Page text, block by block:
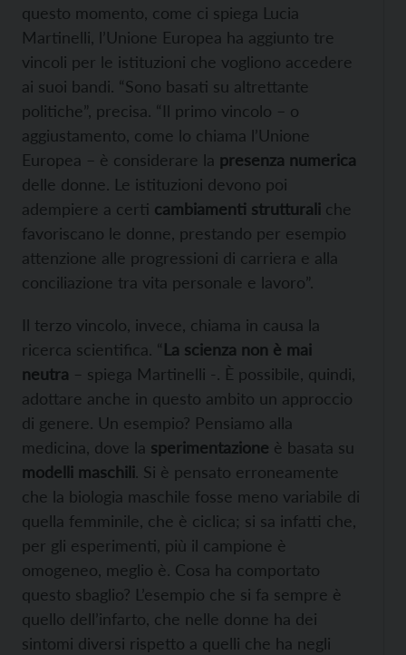
questo momento, come ci spiega Lucia
Martinelli, l’Unione Europea ha aggiunto tre
vincoli per le istituzioni che vogliono accedere
ai suoi bandi. “Sono basati su altrettante
politiche”, precisa. “Il primo vincolo – o
aggiustamento, come lo chiama l’Unione
Europea – è considerare la presenza numerica
delle donne. Le istituzioni devono poi
adempiere a certi cambiamenti strutturali che
favoriscano le donne, prestando per esempio
attenzione alle progressioni di carriera e alla
conciliazione tra vita personale e lavoro”.
Il terzo vincolo, invece, chiama in causa la
ricerca scientifica. “La scienza non è mai
neutra – spiega Martinelli -. È possibile, quindi,
adottare anche in questo ambito un approccio
di genere. Un esempio? Pensiamo alla
medicina, dove la sperimentazione è basata su
modelli maschili. Si è pensato erroneamente
che la biologia maschile fosse meno variabile di
quella femminile, che è ciclica; si sa infatti che,
per gli esperimenti, più il campione è
omogeneo, meglio è. Cosa ha comportato
questo sbaglio? L’esempio che si fa sempre è
quello dell’infarto, che nelle donne ha dei
sintomi diversi rispetto a quelli che ha negli